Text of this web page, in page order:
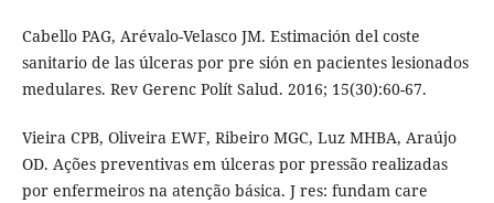
Cabello PAG, Arévalo-Velasco JM. Estimación del coste
sanitario de las úlceras por pre sión en pacientes lesionados
medulares. Rev Gerenc Polít Salud. 2016; 15(30):60-67.
Vieira CPB, Oliveira EWF, Ribeiro MGC, Luz MHBA, Araújo
OD. Ações preventivas em úlceras por pressão realizadas
por enfermeiros na atenção básica. J res: fundam care